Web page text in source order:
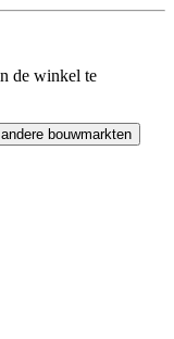
de winkel te
bouwmarkten